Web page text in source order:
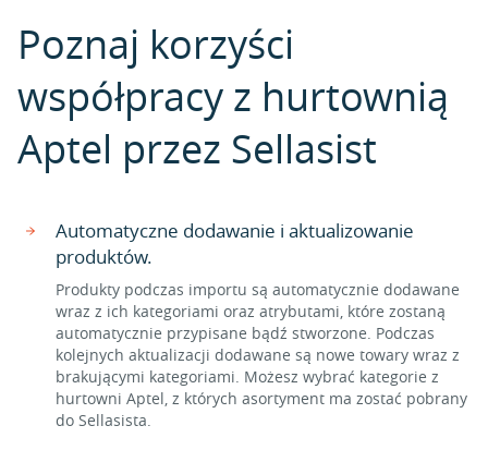
Poznaj korzyści
współpracy z hurtownią
Aptel przez Sellasist
Automatyczne dodawanie i aktualizowanie
produktów.
Produkty podczas importu są automatycznie dodawane
wraz z ich kategoriami oraz atrybutami, które zostaną
automatycznie przypisane bądź stworzone. Podczas
kolejnych aktualizacji dodawane są nowe towary wraz z
brakującymi kategoriami. Możesz wybrać kategorie z
hurtowni Aptel, z których asortyment ma zostać pobrany
do Sellasista.